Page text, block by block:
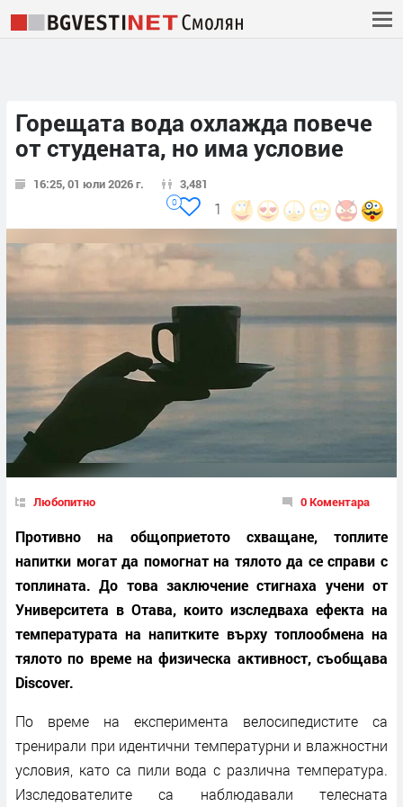
Горещата вода охлажда повече
от студената, но има условие
16:25, 01 юли 2026 г. 3,481
1
0
Любопитно 0 Коментара
Противно на общоприетото схващане, топлите
напитки могат да помогнат на тялото да се справи с
топлината. До това заключение стигнаха учени от
Университета в Отава, които изследваха ефекта на
температурата на напитките върху топлообмена на
тялото по време на физическа активност, съобщава
Discover.
По време на експеримента велосипедистите са
тренирали при идентични температурни и влажностни
условия, като са пили вода с различна температура.
Изследователите са наблюдавали телесната